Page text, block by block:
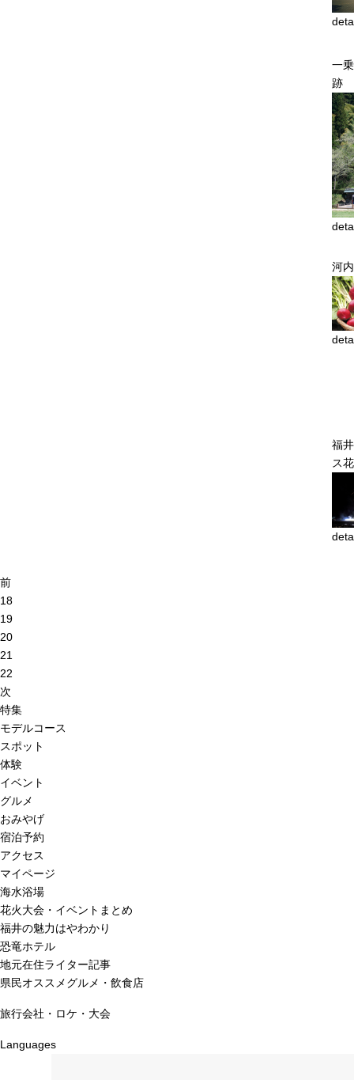
一
跡
河
福
ス
前
18
19
20
21
22
次
特集
モデルコース
スポット
体験
イベント
グルメ
おみやげ
宿泊予約
アクセス
マイページ
海水浴場
花火大会・イベントまとめ
福井の魅力はやわかり
恐竜ホテル
地元在住ライター記事
県民オススメグルメ・飲食店
旅行会社・ロケ・大会
Languages